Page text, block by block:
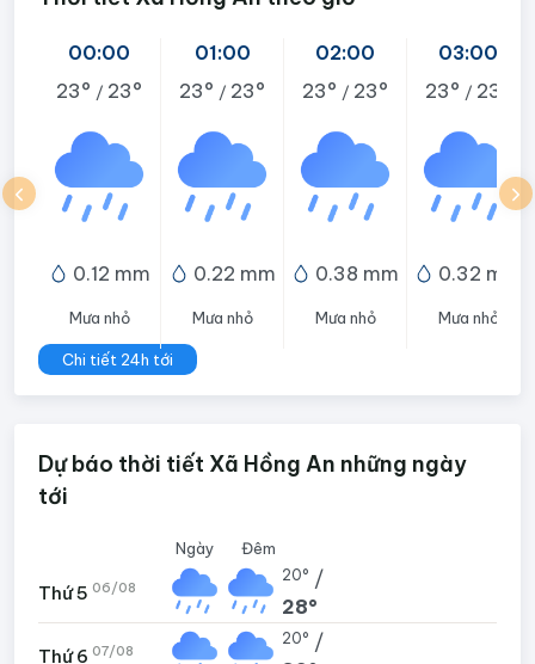
00:00
23° / 23°
0.12 mm
Mưa nhỏ
01:00
23° / 23°
0.22 mm
Mưa nhỏ
02:00
23° / 23°
0.38 mm
Mưa nhỏ
03:00
23° / 23°
0.32 mm
Mưa nhỏ
Chi tiết 24h tới
Dự báo thời tiết Xã Hồng An những ngày
tới
Ngày Đêm
Thứ 5 06/08
20° /
28°
Thứ 6 07/08
20° /